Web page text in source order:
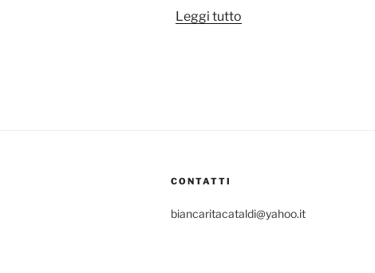
Leggi tutto
CONTATTI
biancaritacataldi@yahoo.it